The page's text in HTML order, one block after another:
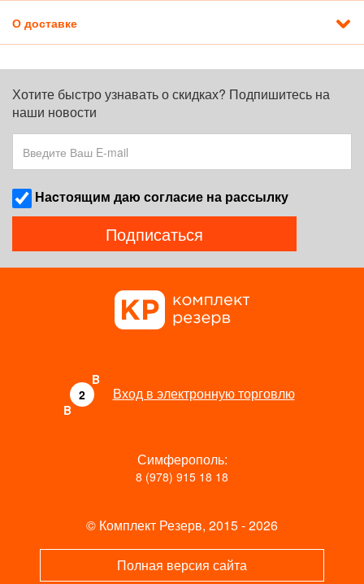
О доставке
Хотите быстро узнавать о скидках? Подпишитесь на
наши новости
Наcтоящим даю согласие на рассылку
Подписаться
B
2
B
Вход в электронную торговлю
Симферополь:
8 (978) 915 18 18
© Комплект Резерв, 2015 - 2026
Полная версия сайта